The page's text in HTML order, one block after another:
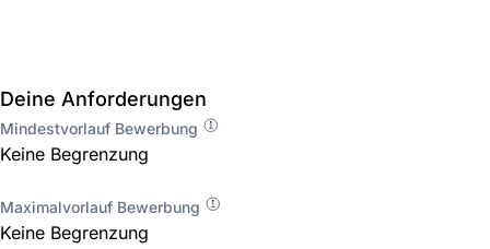
Deine Anforderungen
Mindestvorlauf Bewerbung
Keine Begrenzung
Maximalvorlauf Bewerbung
Keine Begrenzung